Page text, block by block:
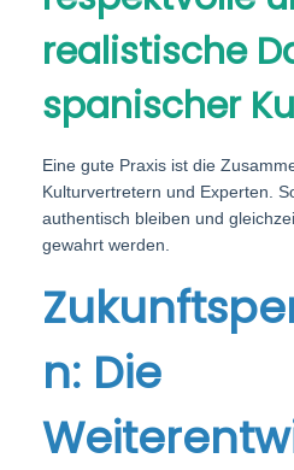
realistische
spanischer
Eine gute Praxis ist die
Kulturvertretern und Experten.
authentisch bleiben und
gewahrt werden.
n: Die